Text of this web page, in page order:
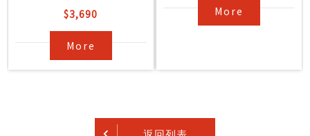
$3,690
More
More